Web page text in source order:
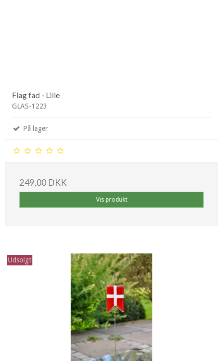
Flag fad - Lille
GLAS-1223
På lager
249,00 DKK
Vis produkt
Udsolgt